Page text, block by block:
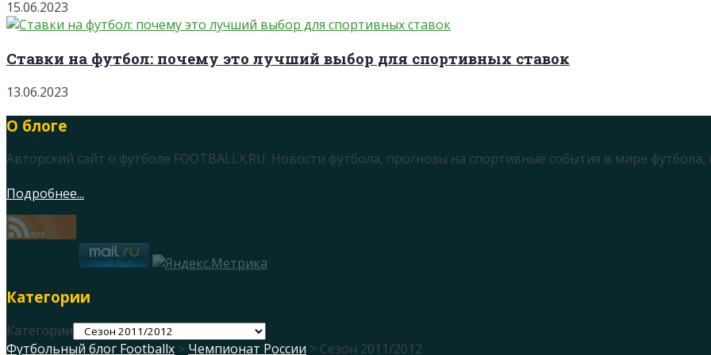
15.06.2023
Ставки на футбол: почему это лучший выбор для спортивных ставок
13.06.2023
О блоге
Авторский сайт о футболе FOOTBALLX.RU. Новости футбола, прогнозы на спортивные события в мире
Подробнее...
Категории
Категории
Футбольный блог Footballx > Чемпионат России > Сезон 2011/2012